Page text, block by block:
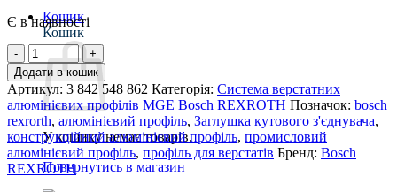
Кошик
Кошик
У кошику немає товарів.
Повернутись в магазин
Є в наявності
3842548862
Заглушка
кутового
з'єднувача
45х45GREY
кількість
Додати в кошик
Артикул: 3 842 548 862 Категорія: Система верстатних
алюмінієвих профілів MGE Bosch REXROTH Позначок: bosch
rexrorth, алюмінієвий профіль, Заглушка кутового з'єднувача,
конструкційний алюмінієвий профіль, промисловий
алюмінієвий профіль, профіль для верстатів Бренд: Bosch
REXROTH